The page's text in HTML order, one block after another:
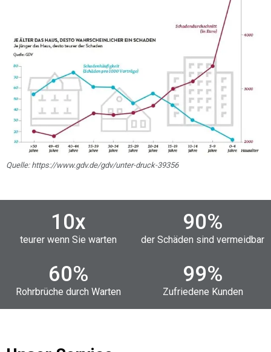
Quelle: https://www.gdv.de/gdv/unter-druck-39356
10x
teurer wenn Sie warten
90%
der Schäden sind vermeidbar
60%
Rohrbrüche durch Warten
99%
Zufriedene Kunden